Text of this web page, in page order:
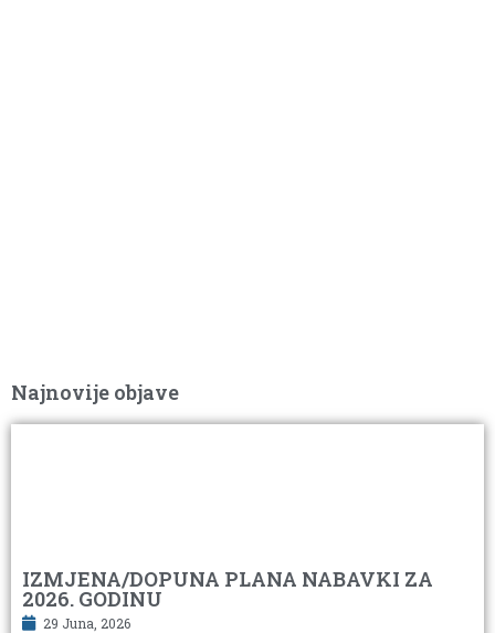
Najnovije objave
IZMJENA/DOPUNA PLANA NABAVKI ZA
2026. GODINU
29 Juna, 2026